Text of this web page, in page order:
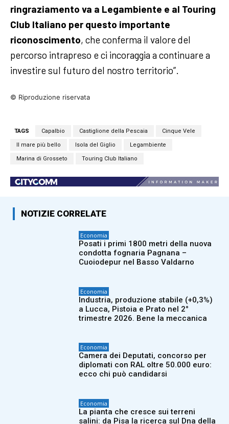
ringraziamento va a Legambiente e al Touring
Club Italiano per questo importante
riconoscimento, che conferma il valore del
percorso intrapreso e ci incoraggia a continuare a
investire sul futuro del nostro territorio”.
© Riproduzione riservata
TAGS Capalbio Castiglione della Pescaia Cinque Vele
Il mare più bello Isola del Giglio Legambiente
Marina di Grosseto Touring Club Italiano
NOTIZIE CORRELATE
Economia
Posati i primi 1800 metri della nuova
condotta fognaria Pagnana –
Cuoiodepur nel Basso Valdarno
Economia
Industria, produzione stabile (+0,3%)
a Lucca, Pistoia e Prato nel 2°
trimestre 2026. Bene la meccanica
Economia
Camera dei Deputati, concorso per
diplomati con RAL oltre 50.000 euro:
ecco chi può candidarsi
Economia
La pianta che cresce sui terreni
salini: da Pisa la ricerca sul Dna della